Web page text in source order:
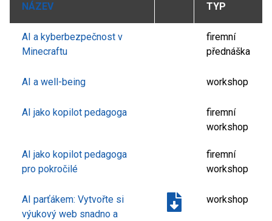
NÁZEV TYP
AI a kyberbezpečnost v
Minecraftu
firemní
přednáška
AI a well-being workshop
AI jako kopilot pedagoga
firemní
workshop
AI jako kopilot pedagoga
pro pokročilé
firemní
workshop
AI parťákem: Vytvořte si
výukový web snadno a
workshop